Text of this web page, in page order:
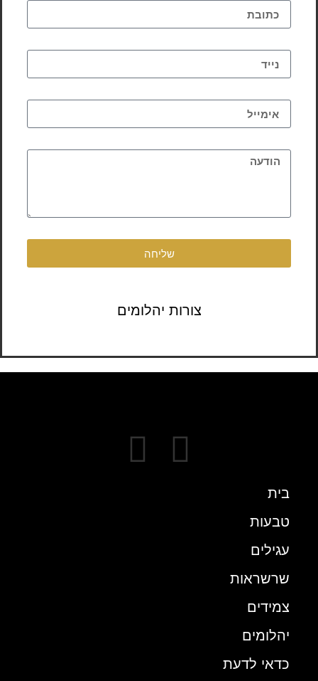
שליחה
צורות יהלומים
בית
טבעות
עגילים
שרשראות
צמידים
יהלומים
כדאי לדעת